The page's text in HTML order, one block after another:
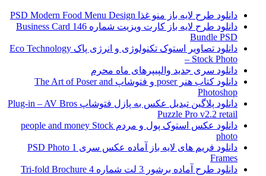
دانلود طرح لایه باز منو غذا PSD Modern Food Menu Design
دانلود طرح لایه باز کارت ویزیت شماره 146 Business Card
Bundle PSD
دانلود تصاویر استوک تکنولوژی و انرژی پاک Eco Technology
– Stock Photo
دانلود سری جدید والپیپرهای ماه محرم
دانلود کتاب هنر poser و فتوشاپ The Art of Poser and
Photoshop
دانلود پلاگین تبدیل عکس به پازل فتوشاپ Plug-in – AV Bros
Puzzle Pro v2.2 retail
دانلود عکس استوک پول و مردم people and money Stock
photo
دانلود فریم های لایه باز آماده عکس سری 1 PSD Photo
Frames
دانلود طرح آماده برشور 3 لت شماره 4 Tri-fold Brochure